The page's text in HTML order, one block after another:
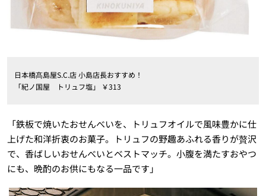
日本橋髙島屋S.C.店 小島店長おすすめ！
「紀ノ国屋 トリュフ塩」 ￥313
「鉄板で焼いたおせんべいを、トリュフオイルで風味豊かに仕
上げた和洋折衷のお菓子。トリュフの野趣あふれる香りが贅沢
で、香ばしいおせんべいとベストマッチ。小腹を満たすおやつ
にも、晩酌のお供にもなる一品です」